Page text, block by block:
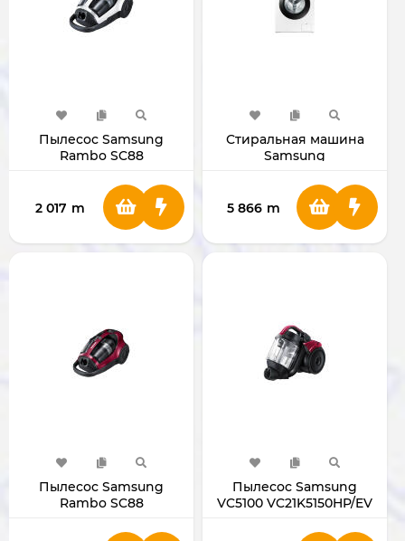
Пылесос Samsung
Rambo SC88
2 017 m
Стиральная машина
Samsung
5 866 m
Пылесос Samsung
Rambo SC88
Пылесос Samsung
VC5100 VC21K5150HP/EV